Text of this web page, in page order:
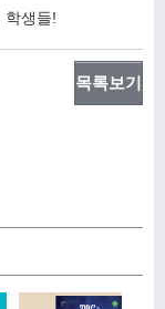
학생들!
목록보기